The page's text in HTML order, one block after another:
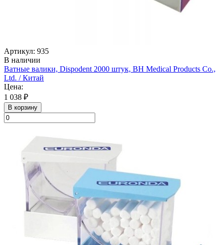
Артикул: 935
В наличии
Ватные валики, Dispodent 2000 штук, BH Medical Products Co.,
Ltd. / Китай
Цена:
1 038 ₽
В корзину